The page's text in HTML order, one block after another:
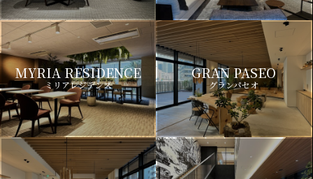
MYRIA RESIDENCE
ミリアレジデンス
GRAN PASEO
グランパセオ